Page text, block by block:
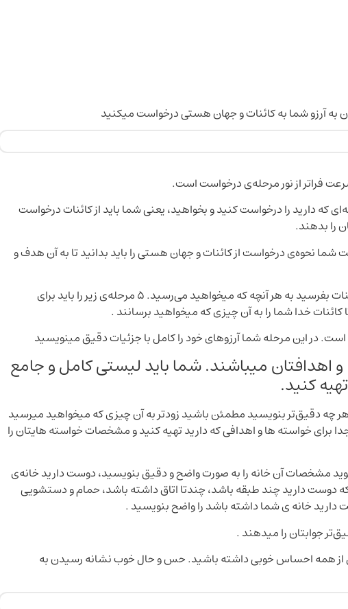
به آرزو شما به کائنات و جهان هستی درخواست میکنید
فراتر از نور مرحله‌ی درخواست است.
که دارید را درخواست کنید و بخواهید، یعنی شما باید از کائنات درخواست
را بدهند.
نحوه‌ی درخواست از کائنات و جهان هستی را باید بدانید تا به آن هدف و
مطمئن باشید اگر درست درخواستتان را به کائنات بفرسید به هر آنچه که میخواهید می‌رسید. 5 مرحله‌ی زیر را باید برای
کائنات خدا شما را به آن چیزی که میخواهید برسانند .
در این مرحله شما آرزوهای خود را کامل با جزئیات دقیق مینویسید
اهدافتان میباشند. شما باید لیستی کامل و جامع
کنید.
چه دقیق‌تر بنویسید مطمئن باشید زودتر به آن چیزی که میخواهید میرسید
خواسته ها و اهدافی که دارید تهیه کنید و مشخصات خواسته هایتان را
مشخصات آن خانه را به صورت واضح و دقیق بنویسید، دوست دارید خانه‌ی
دوست دارید چند طبقه باشد، چندتا اتاق داشته باشد، حمام و دستشویی
خانه ی شما داشته باشد را واضح بنویسید .
جوابتان را میدهند .
از همه احساس خوبی داشته باشید. حس و حال خوب نشانه رسیدن به